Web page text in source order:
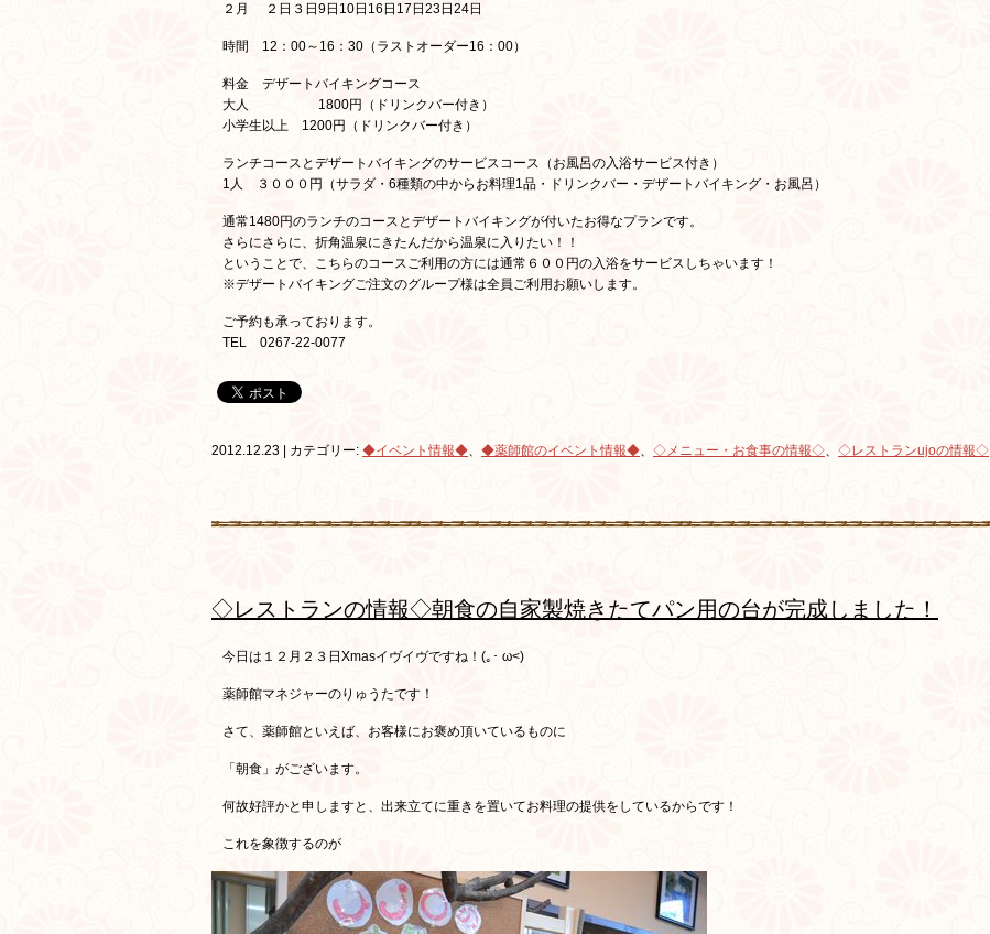
２月 ２日３日9日10日16日17日23日24日
時間 12：00～16：30（ラストオーダー16：00）
料金 デザートバイキングコース
大人 1800円（ドリンクバー付き）
小学生以上 1200円（ドリンクバー付き）
ランチコースとデザートバイキングのサービスコース（お風呂の入浴サービス付き）
1人 ３０００円（サラダ・6種類の中からお料理1品・ドリンクバー・デザートバイキング・お風呂）
通常1480円のランチのコースとデザートバイキングが付いたお得なプランです。
さらにさらに、折角温泉にきたんだから温泉に入りたい！！
ということで、こちらのコースご利用の方には通常６００円の入浴をサービスしちゃいます！
※デザートバイキングご注文のグループ様は全員ご利用お願いします。
ご予約も承っております。
TEL 0267-22-0077
2012.12.23 | カテゴリー: ◆イベント情報◆、 ◆薬師館のイベント情報◆、 ◇メニュー・お食事の情報◇、 ◇レストランujoの情報◇
◇レストランの情報◇朝食の自家製焼きたてパン用の台が完成しました！
今日は１２月２３日Xmasイヴイヴですね！(｡･ ω<)ゞ
薬師館マネジャーのりゅうたです！
さて、薬師館といえば、お客様にお褒め頂いているものに
「朝食」がございます。
何故好評かと申しますと、出来立てに重きを置いてお料理の提供をしているからです！
これを象徴するのが